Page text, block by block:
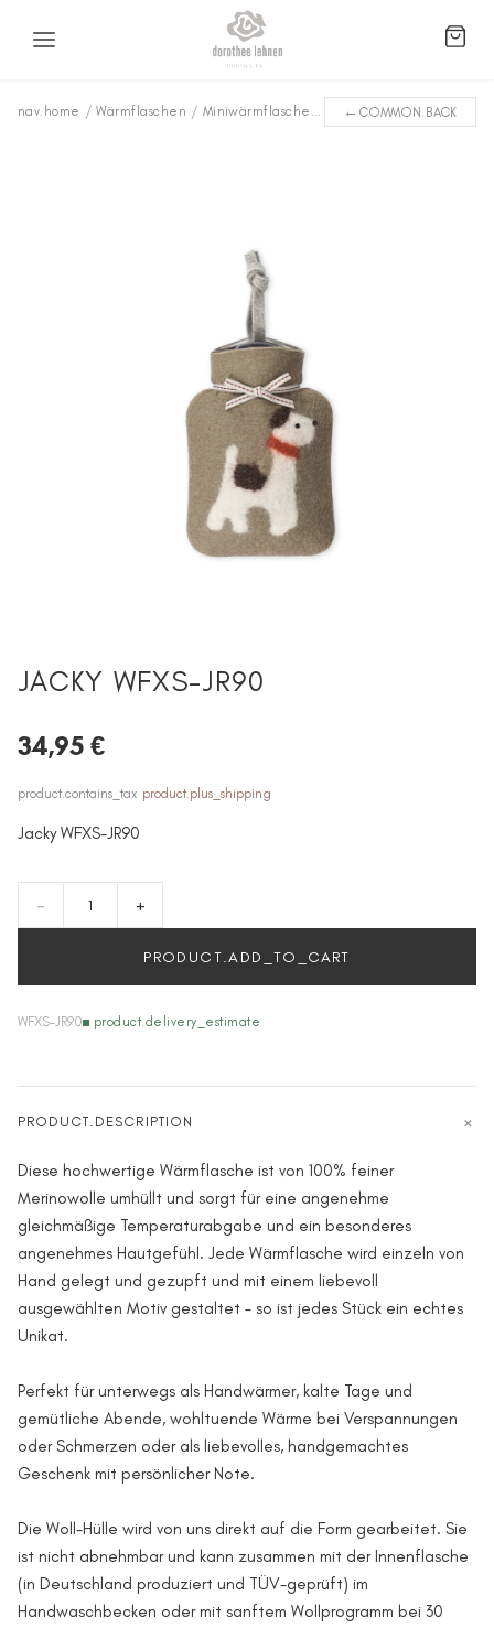
nav.home / Wärmflaschen / Miniwärmflaschen Jacky WFXS-JR90
←COMMON.BACK
JACKY WFXS-JR90
34,95 €
product.contains_tax product.plus_shipping
Jacky WFXS-JR90
- +
PRODUCT.ADD_TO_CART
WFXS-JR90 product.delivery_estimate
PRODUCT.DESCRIPTION
Diese hochwertige Wärmflasche ist von 100% feiner
Merinowolle umhüllt und sorgt für eine angenehme
gleichmäßige Temperaturabgabe und ein besonderes
angenehmes Hautgefühl. Jede Wärmflasche wird einzeln von
Hand gelegt und gezupft und mit einem liebevoll
ausgewählten Motiv gestaltet – so ist jedes Stück ein echtes
Unikat.
Perfekt für unterwegs als Handwärmer, kalte Tage und
gemütliche Abende, wohltuende Wärme bei Verspannungen
oder Schmerzen oder als liebevolles, handgemachtes
Geschenk mit persönlicher Note.
Die Woll-Hülle wird von uns direkt auf die Form gearbeitet. Sie
ist nicht abnehmbar und kann zusammen mit der Innenflasche
(in Deutschland produziert und TÜV-geprüft) im
Handwaschbecken oder mit sanftem Wollprogramm bei 30